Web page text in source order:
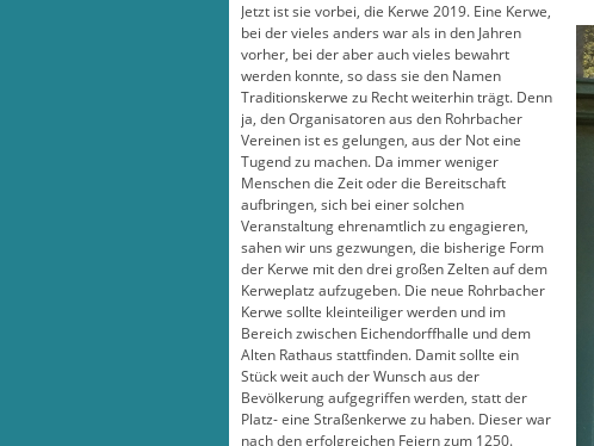
Jetzt ist sie vorbei, die Kerwe 2019. Eine Kerwe,
bei der vieles anders war als in den Jahren
vorher, bei der aber auch vieles bewahrt
werden konnte, so dass sie den Namen
Traditionskerwe zu Recht weiterhin trägt. Denn
ja, den Organisatoren aus den Rohrbacher
Vereinen ist es gelungen, aus der Not eine
Tugend zu machen. Da immer weniger
Menschen die Zeit oder die Bereitschaft
aufbringen, sich bei einer solchen
Veranstaltung ehrenamtlich zu engagieren,
sahen wir uns gezwungen, die bisherige Form
der Kerwe mit den drei großen Zelten auf dem
Kerweplatz aufzugeben. Die neue Rohrbacher
Kerwe sollte kleinteiliger werden und im
Bereich zwischen Eichendorffhalle und dem
Alten Rathaus stattfinden. Damit sollte ein
Stück weit auch der Wunsch aus der
Bevölkerung aufgegriffen werden, statt der
Platz- eine Straßenkerwe zu haben. Dieser war
nach den erfolgreichen Feiern zum 1250.